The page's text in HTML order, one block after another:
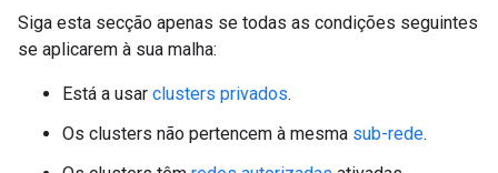
Siga esta secção apenas se todas as condições seguintes
se aplicarem à sua malha:
Está a usar clusters privados.
Os clusters não pertencem à mesma sub-rede.